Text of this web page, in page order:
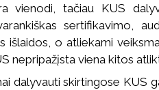
vienodi, tačiau KUS
sertifikavimo,
išlaidos, o atliekami
nepripažįsta viena kitos
dalyvauti skirtingose KUS